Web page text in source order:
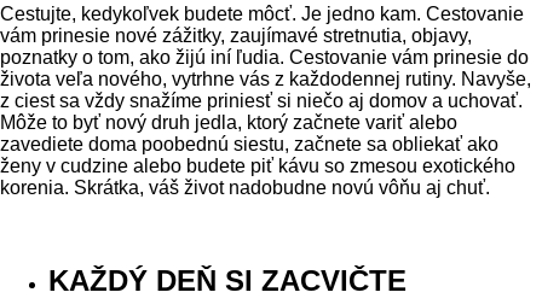
Cestujte, kedykoľvek budete môcť. Je jedno kam. Cestovanie
vám prinesie nové zážitky, zaujímavé stretnutia, objavy,
poznatky o tom, ako žijú iní ľudia. Cestovanie vám prinesie do
života veľa nového, vytrhne vás z každodennej rutiny. Navyše,
z ciest sa vždy snažíme priniesť si niečo aj domov a uchovať.
Môže to byť nový druh jedla, ktorý začnete variť alebo
zavediete doma poobednú siestu, začnete sa obliekať ako
ženy v cudzine alebo budete piť kávu so zmesou exotického
korenia. Skrátka, váš život nadobudne novú vôňu aj chuť.
KAŽDÝ DEŇ SI ZACVIČTE